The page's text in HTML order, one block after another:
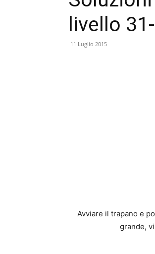
livello
11 Luglio 2015
Avviare il trapano e
grande,